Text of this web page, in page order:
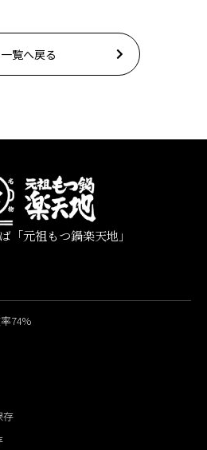
一覧へ戻る
「元祖もつ鍋楽天地」
74%
存